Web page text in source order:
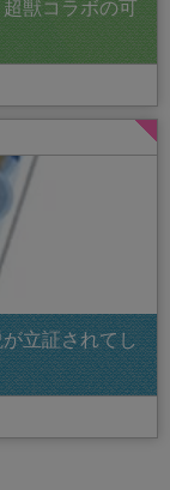
獣コラボの可
立証されてし